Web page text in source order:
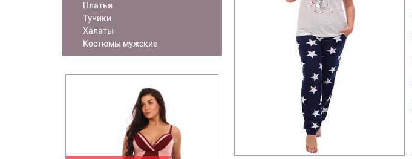
Платья
Туники
Халаты
Костюмы мужские